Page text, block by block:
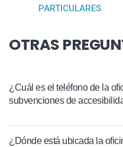
PARTICULARES
OTRAS
¿Cuál es el teléfono de la
subvenciones de
¿Dónde está ubicada la